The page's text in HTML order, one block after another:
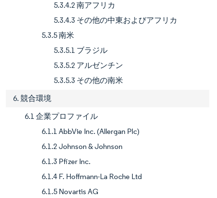
5.3.4.2 南アフリカ
5.3.4.3 その他の中東およびアフリカ
5.3.5 南米
5.3.5.1 ブラジル
5.3.5.2 アルゼンチン
5.3.5.3 その他の南米
6. 競合環境
6.1 企業プロファイル
6.1.1 AbbVie Inc. (Allergan Plc)
6.1.2 Johnson & Johnson
6.1.3 Pfizer Inc.
6.1.4 F. Hoffmann-La Roche Ltd
6.1.5 Novartis AG